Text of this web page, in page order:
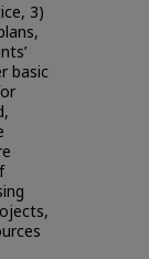
3)
basic